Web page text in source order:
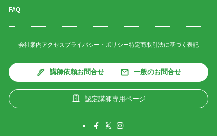
FAQ
会社案内アクセスプライバシー・ポリシー特定商取引法に基づく表記
講師依頼お問合せ 一般のお問合せ
認定講師専用ページ